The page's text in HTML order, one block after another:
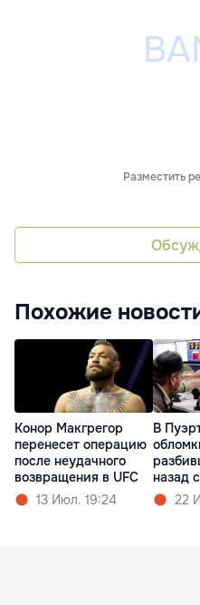
Разместить
Похожие
Конор Макгрегор
перенесет операцию
после неудачного
возвращения в UFC
13 Июл. 19:24
В
назад
22